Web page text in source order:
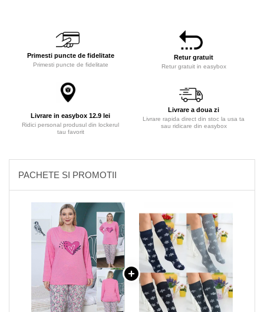
Primesti puncte de fidelitate
Primesti puncte de fidelitate
Retur gratuit
Retur gratuit in easybox
Livrare in easybox 12.9 lei
Ridici personal produsul din lockerul
tau favorit
Livrare a doua zi
Livrare rapida direct din stoc la usa ta
sau ridicare din easybox
PACHETE SI PROMOTII